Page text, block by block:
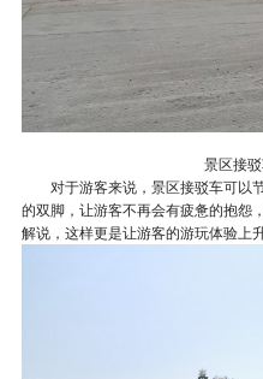
景区接
对于游客来说，景区接驳车可以
的双脚，让游客不再会有疲惫的抱怨
解说，这样更是让游客的游玩体验上